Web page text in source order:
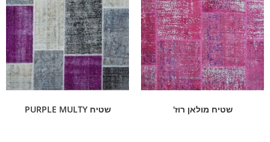
שטיח מולאן רוז' שטיח PURPLE MULTY